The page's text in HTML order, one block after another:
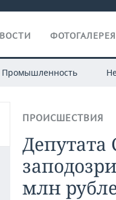
ФОТОГАЛЕРЕЯ
Промышленность
ПРОИСШЕСТВИЯ
Депутата
млн